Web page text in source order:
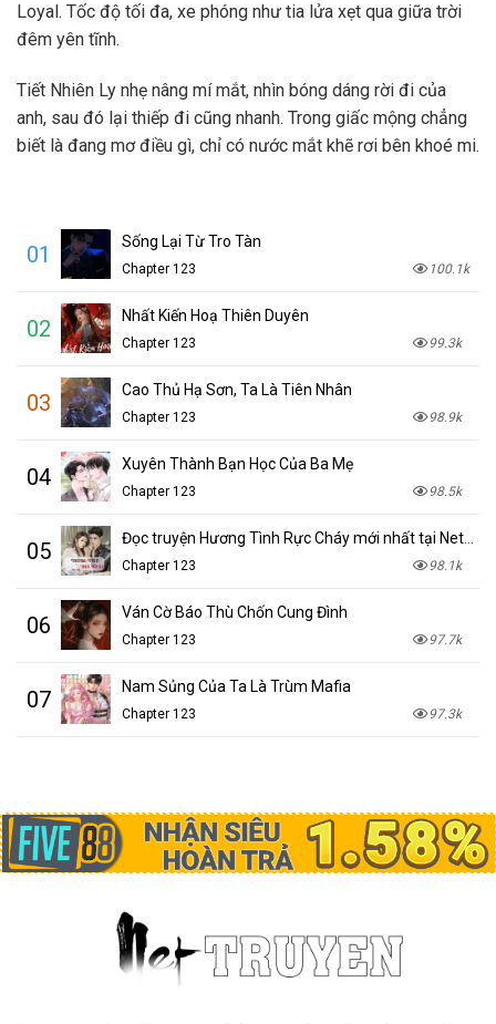
Loyal. Tốc độ tối đa, xe phóng như tia lửa xẹt qua giữa trời
đêm yên tĩnh.
Tiết Nhiên Ly nhẹ nâng mí mắt, nhìn bóng dáng rời đi của
anh, sau đó lại thiếp đi cũng nhanh. Trong giấc mộng chẳng
biết là đang mơ điều gì, chỉ có nước mắt khẽ rơi bên khoé mi.
01 Sống Lại Từ Tro Tàn
Chapter 123 100.1k
02 Nhất Kiến Hoạ Thiên Duyên
Chapter 123 99.3k
03 Cao Thủ Hạ Sơn, Ta Là Tiên Nhân
Chapter 123 98.9k
04 Xuyên Thành Bạn Học Của Ba Mẹ
Chapter 123 98.5k
05
Chapter 123 98.1k
06 Ván Cờ Báo Thù Chốn Cung Đình
Chapter 123 97.7k
07 Nam Sủng Của Ta Là Trùm Mafia
Chapter 123 97.3k